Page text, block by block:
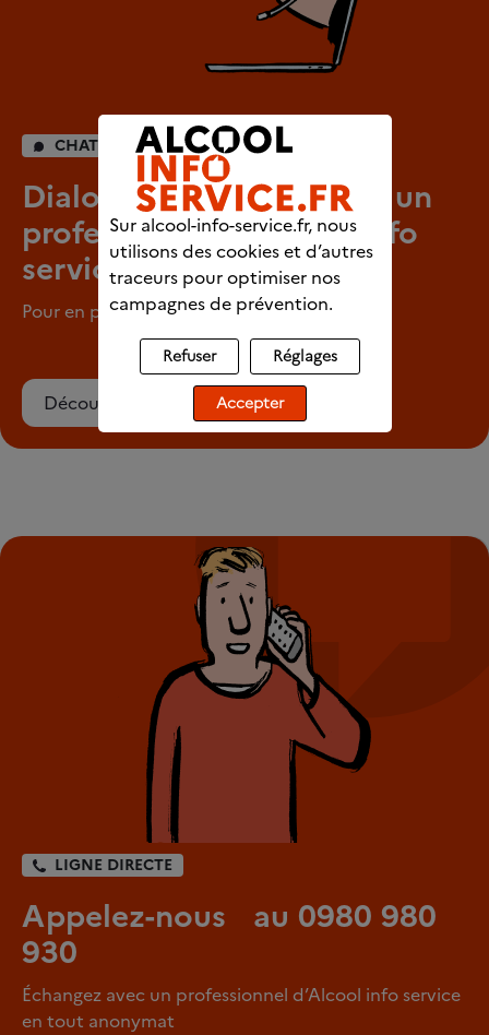
CHAT INDIVIDUEL
Dialoguez en direct avec un
professionnel d’Alcool info
service
Pour en parler en tout anonymat
Découvrez le chat
LIGNE DIRECTE
Appelez-nous au 0980 980
930
Échangez avec un professionnel d’Alcool info service
en tout anonymat
Sur alcool-info-service.fr, nous
utilisons des cookies et d’autres
traceurs pour optimiser nos
campagnes de prévention.
Refuser Réglages
Accepter